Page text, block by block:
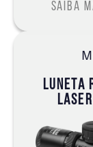
Saiba
LUNETA